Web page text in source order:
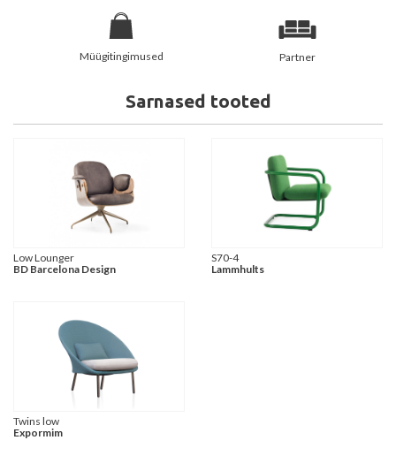
Müügitingimused Partner
Sarnased tooted
Low Lounger
BD Barcelona Design
S70-4
Lammhults
Twins low
Expormim